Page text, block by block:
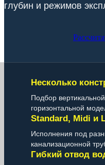
глубин и режимов
Несколько
Подбор
горизонтальной
Standard, Midi и
Исполнения под
канализационной
Гибкий отвод